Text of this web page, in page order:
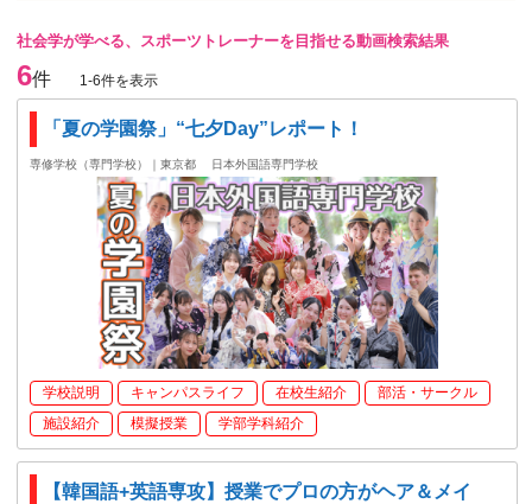
社会学が学べる、スポーツトレーナーを目指せる動画検索結果
6件 1-6件を表示
「夏の学園祭」“七夕Day”レポート！
専修学校（専門学校）｜東京都 日本外国語専門学校
学校説明 キャンパスライフ 在校生紹介
部活・サークル
施設紹介
模擬授業 学部学科紹介
【韓国語+英語専攻】授業でプロの方がヘア＆メイ